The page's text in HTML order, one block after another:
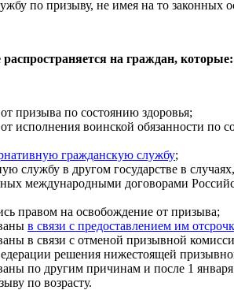
по призыву, не имея на то законных
на граждан, которые:
призыва по состоянию здоровья;
исполнения воинской обязанности по
гражданскую службу;
службу в другом государстве в случаях,
международными договорами
правом на освобождение от призыва;
в связи с предоставлением им
в связи с отменой призывной
решения нижестоящей
по другим причинам и после 1 января
по возрасту.